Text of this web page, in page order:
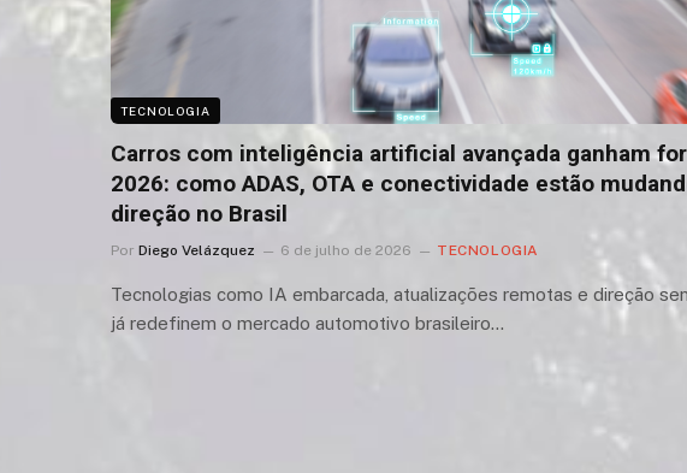
TECNOLOGIA
Carros com inteligência artificial avançada ganham
2026: como ADAS, OTA e conectividade estão
direção no Brasil
Por Diego Velázquez 6 de julho de 2026 TECNOLOGIA
Tecnologias como IA embarcada, atualizações remotas e direção
já redefinem o mercado automotivo brasileiro…